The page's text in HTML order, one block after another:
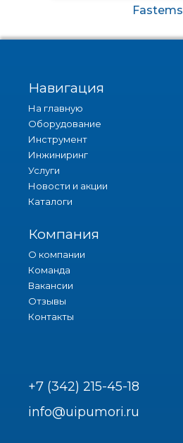
Fastems
Навигация
На главную
Оборудование
Инструмент
Инжиниринг
Услуги
Новости и акции
Каталоги
Компания
О компании
Команда
Вакансии
Отзывы
Контакты
+7 (342) 215-45-18
info@uipumori.ru